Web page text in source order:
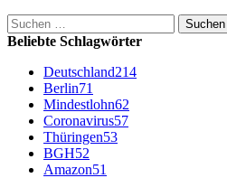
Suchen
nach:
Beliebte Schlagwörter
Deutschland214
Berlin71
Mindestlohn62
Coronavirus57
Thüringen53
BGH52
Amazon51